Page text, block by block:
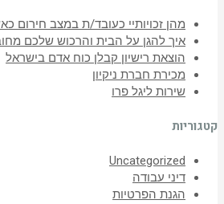
מהן זכויותיי כעובד/ת במצב חירום
איך להגן על הבית והרכוש שלכם
הוצאת רישיון קבלן כוח אדם בישראל
מכירת חברת ניקיון
שירות ליגל פרו
קטגוריות
Uncategorized
דיני עבודה
הגנת הפרטיות